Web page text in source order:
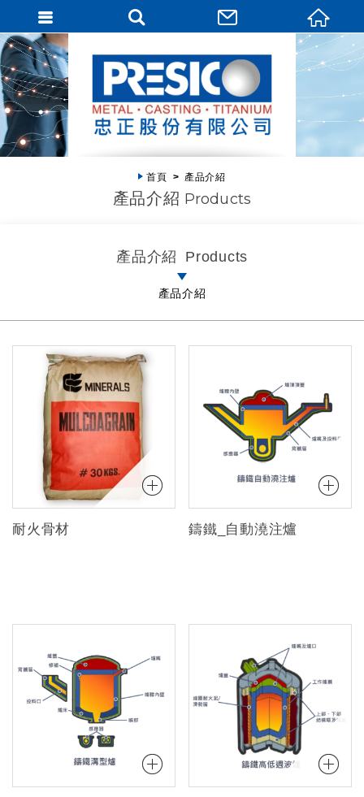
首頁 產品介紹
產品介紹 Products
產品介紹 Products
產品介紹
耐火骨材 鑄鐵_自動澆注爐